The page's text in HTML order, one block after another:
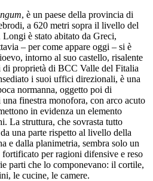
, è un paese della provincia di
a 620 metri sopra il livello del
è stato abitato da Greci,
– per come appare oggi – si è
intorno al suo castello, risalente
proprietà di BCC Valle del Fitalia
i suoi uffici direzionali, è una
normanna, oggetto poi di
finestra monofora, con arco acuto
in evidenza un elemento
La struttura, che sovrasta tutto
una parte rispetto al livello della
e dalla planimetria, sembra solo un
fortificato per ragioni difensive e reso
parti che lo componevano: il cortile,
le cucine, le camere.